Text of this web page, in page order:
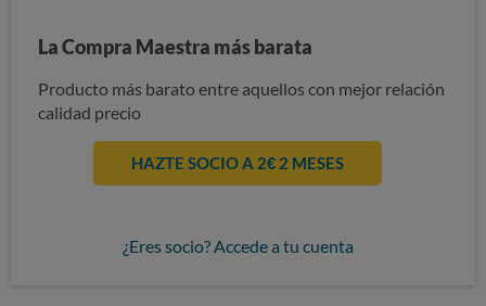
La Compra Maestra más barata
Producto más barato entre aquellos con mejor relación
calidad precio
HAZTE SOCIO A 2€ 2 MESES
¿Eres socio? Accede a tu cuenta